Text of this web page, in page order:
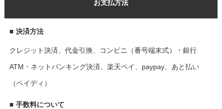
お支払方法
■ 決済方法
クレジット決済、代金引換、コンビニ（番号端末式）・銀行
ATM・ネットバンキング決済、楽天ペイ、paypay、あと払い
（ペイディ）
■ 手数料について